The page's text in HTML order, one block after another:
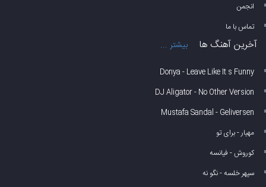
انجمن
تماس با ما
آخرین آهنگ ها بیشتر ...
Donya - Leave Like It s Funny
DJ Aligator - No Other Version
Mustafa Sandal - Geliversen
مهیار - برای تو
کوروش - فیانسه
سپهر خلسه - نگو نه